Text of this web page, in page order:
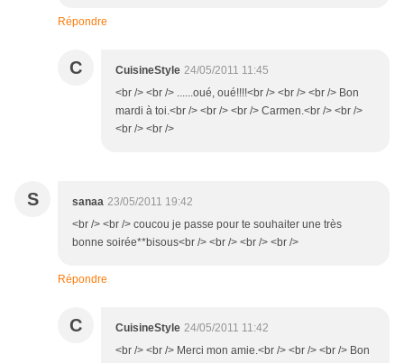
Répondre
C CuisineStyle 24/05/2011 11:45
<br /> <br /> ......oué, oué!!!!<br /> <br /> <br /> Bon
mardi à toi.<br /> <br /> <br /> Carmen.<br /> <br />
<br /> <br />
S sanaa 23/05/2011 19:42
<br /> <br /> coucou je passe pour te souhaiter une très
bonne soirée**bisous<br /> <br /> <br /> <br />
Répondre
C CuisineStyle 24/05/2011 11:42
<br /> <br /> Merci mon amie.<br /> <br /> <br /> Bon